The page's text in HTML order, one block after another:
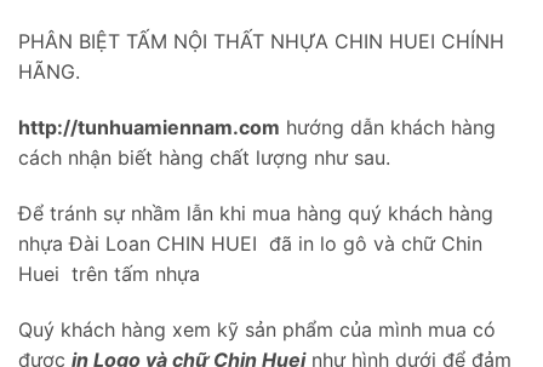
PHÂN BIỆT TẤM NỘI THẤT NHỰA CHIN HUEI CHÍNH
HÃNG.
http://tunhuamiennam.com hướng dẫn khách hàng
cách nhận biết hàng chất lượng như sau.
Để tránh sự nhầm lẫn khi mua hàng quý khách hàng
nhựa Đài Loan CHIN HUEI đã in lo gô và chữ Chin
Huei trên tấm nhựa
Quý khách hàng xem kỹ sản phẩm của mình mua có
được in Logo và chữ Chin Hueinhư hình dưới để đảm